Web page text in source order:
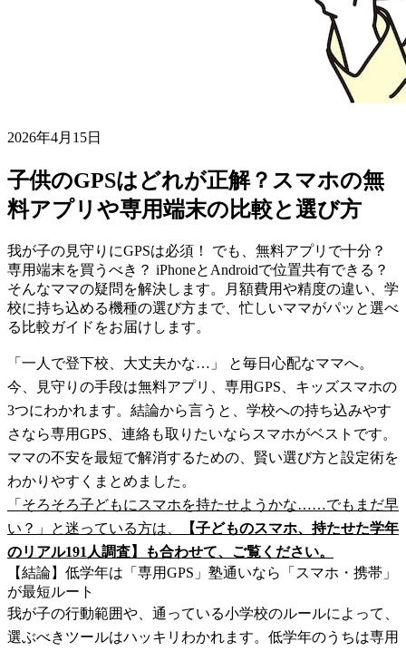
2026年4月15日
子供のGPSはどれが正解？スマホの無
料アプリや専用端末の比較と選び方
我が子の見守りにGPSは必須！ でも、無料アプリで十分？
専用端末を買うべき？ iPhoneとAndroidで位置共有できる？
そんなママの疑問を解決します。月額費用や精度の違い、学
校に持ち込める機種の選び方まで、忙しいママがパッと選べ
る比較ガイドをお届けします。
「一人で登下校、大丈夫かな…」 と毎日心配なママへ。
今、見守りの手段は無料アプリ、専用GPS、キッズスマホの
3つにわかれます。結論から言うと、学校への持ち込みやす
さなら専用GPS、連絡も取りたいならスマホがベストです。
ママの不安を最短で解消するための、賢い選び方と設定術を
わかりやすくまとめました。
「そろそろ子どもにスマホを持たせようかな……でもまだ早
い？」と迷っている方は、
【子どものスマホ、持たせた学年
のリアル191人調査】も合わせて、ご覧ください。
【結論】低学年は「専用GPS」塾通いなら「スマホ・携帯」
が最短ルート
我が子の行動範囲や、通っている小学校のルールによって、
選ぶべきツールはハッキリわかれます。低学年のうちは専用